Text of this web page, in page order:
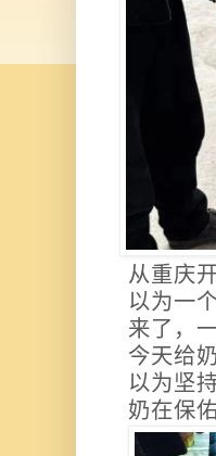
从重庆
以为一
来了，
今天给
以为坚
奶在保